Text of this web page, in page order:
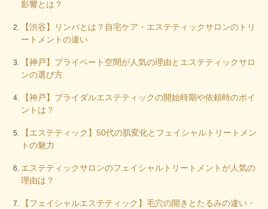
影響とは？
【渋谷】リンパとは？自宅ケア・エステティックサロンのトリ
ートメントの違い
【神戸】プライベート空間が人気の理由とエステティックサロ
ンの選び方
【神戸】ブライダルエステティックの開始時期や依頼時のポイ
ントは？
【エステティック】50代の肌変化とフェイシャルトリートメン
トの魅力
エステティックサロンのフェイシャルトリートメントが人気の
理由は？
【フェイシャルエステティック】毛穴の開きとたるみの違い・